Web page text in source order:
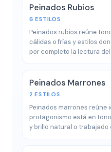
Peinados Rubios
6 ESTILOS
Peinados rubios reúne
cálidas o frías y estilos
por completo la lectura
Peinados Marrones
2 ESTILOS
Peinados marrones reúne
protagonismo está en
y brillo natural o trabajado